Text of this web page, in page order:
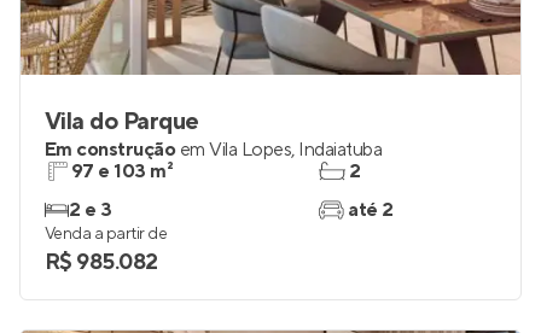
Vila do Parque
Em construção em Vila Lopes, Indaiatuba
97 e 103 m²
2 e 3
2
até 2
Venda a partir de
R$ 985.082